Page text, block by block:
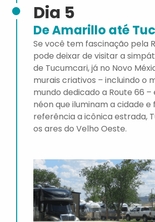
Dia 5
De Amarillo até
Se você tem fascinação pela
pode deixar de visitar a
de Tucumcari, já no Novo
murais criativos – incluindo o
mundo dedicado a Route 66 –
néon que iluminam a cidade e
referência a icônica estrada,
os ares do Velho Oeste.